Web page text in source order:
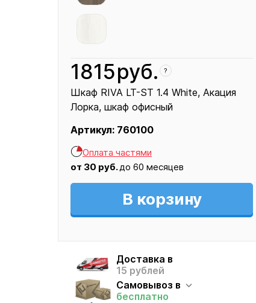
1815руб. ?
Шкаф RIVA LT-ST 1.4 White Акация
Лорка шкаф офисный
Артикул: 760100
Кресло
Оплата частями
от 30 руб.до 60 месяцев
В корзину
Доставка в
15 рублей
Самовывоз в
бесплатно